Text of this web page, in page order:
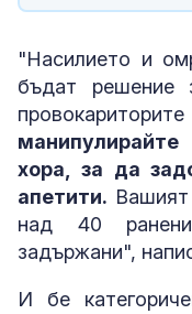
"Насилието и
бъдат решение
хора, за да
апетити.
над 40
задържани",
И бе